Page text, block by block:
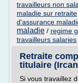
travailleurs non
maladie sur retraite
d'assurance
maladie / regime
travailleurs salaries
Retraite
titulaire
Si vous travaillez